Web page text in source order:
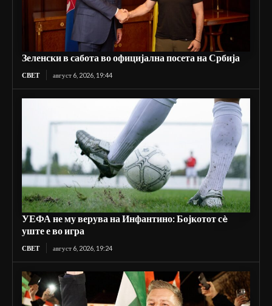
Зеленски в сабота во официјална посета на Србија
СВЕТ август 6, 2026, 19:44
УЕФА не му верува на Инфантино: Бојкотот сè
уште е во игра
СВЕТ август 6, 2026, 19:24